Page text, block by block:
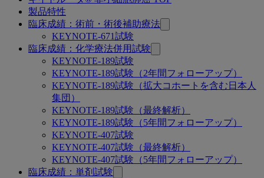
製品特性
臨床成績：術前・術後補助療法
KEYNOTE-671試験
臨床成績：化学療法併用試験
KEYNOTE-189試験
KEYNOTE-189試験（2年間フォローアップ）
KEYNOTE-189試験（拡大コホートを含む日本人
集団）
KEYNOTE-189試験（最終解析）
KEYNOTE-189試験（5年間フォローアップ）
KEYNOTE-407試験
KEYNOTE-407試験（最終解析）
KEYNOTE-407試験（5年間フォローアップ）
臨床成績：単剤試験